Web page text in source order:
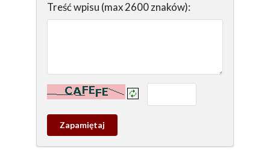
Treść wpisu (max 2600 znaków):
Kontrola - wprowadź tekst z obrazka:
Zapamietaj
wpis